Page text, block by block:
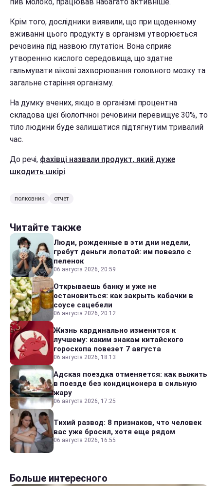
пив молоко, працював набагато активніше.
Крім того, дослідники виявили, що при щоденному
вживанні цього продукту в організмі утворюється
речовина під назвою глутатіон. Вона сприяє
утворенню кислого середовища, що здатне
гальмувати вікові захворювання головного мозку та
загальне старіння організму.
На думку вчених, якщо в організмі процентна
складова цієї біологічної речовини перевищує 30%, то
тіло людини буде залишатися підтягнутим тривалий
час.
До речі, фахівці назвали продукт, який дуже
шкодить шкірі.
полковник отчет
Читайте также
Люди, рожденные в эти дни недели,
гребут деньги лопатой: им повезло с
пеленок
06 августа 2026, 20:59
Открываешь банку и уже не
остановиться: как закрыть кабачки в
соусе сацебели
06 августа 2026, 20:12
Жизнь кардинально изменится к
лучшему: каким знакам китайского
гороскопа повезет 7 августа
06 августа 2026, 18:13
Адская поездка отменяется: как выжить
в поезде без кондиционера в сильную
жару
06 августа 2026, 17:25
Тихий развод: 8 признаков, что человек
вас уже бросил, хотя еще рядом
06 августа 2026, 16:55
Больше интересного